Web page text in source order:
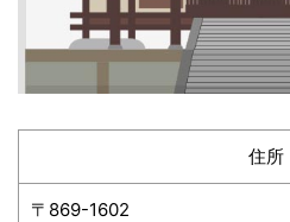
住所
〒869-1602